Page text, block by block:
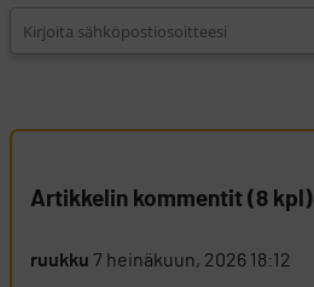
Artikkelin kommentit (8 kpl)
ruukku 7 heinäkuun, 2026 18:12